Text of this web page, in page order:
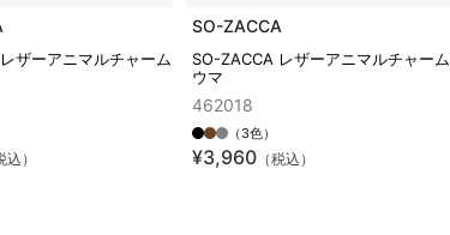
ザーアニマルチャーム
）
SO-ZACCA
SO-ZACCA レザーアニマルチャーム
ウマ
462018
（3色）
¥3,960 （税込）